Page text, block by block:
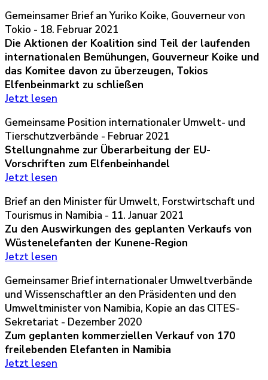
Gemeinsamer Brief an Yuriko Koike, Gouverneur von
Tokio - 18. Februar 2021
Die Aktionen der Koalition sind Teil der laufenden
internationalen Bemühungen, Gouverneur Koike und
das Komitee davon zu überzeugen, Tokios
Elfenbeinmarkt zu schließen
Jetzt lesen
Gemeinsame Position internationaler Umwelt- und
Tierschutzverbände - Februar 2021
Stellungnahme zur Überarbeitung der EU-
Vorschriften zum Elfenbeinhandel
Jetzt lesen
Brief an den Minister für Umwelt, Forstwirtschaft und
Tourismus in Namibia - 11. Januar 2021
Zu den Auswirkungen des geplanten Verkaufs von
Wüstenelefanten der Kunene-Region
Jetzt lesen
Gemeinsamer Brief internationaler Umweltverbände
und Wissenschaftler an den Präsidenten und den
Umweltminister von Namibia, Kopie an das CITES-
Sekretariat - Dezember 2020
Zum geplanten kommerziellen Verkauf von 170
freilebenden Elefanten in Namibia
Jetzt lesen